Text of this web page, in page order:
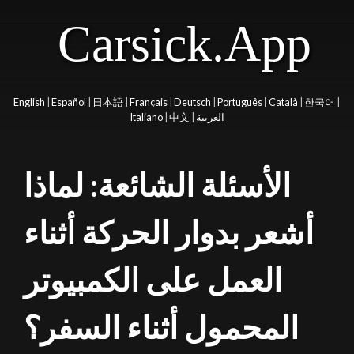
Carsick.App
English |Español 日本語 |Français |Deutsch |Português |Català 한국어
Italiano| 中文 العربية
الأسئلة الشائعة: لماذا
أشعر بدوار الحركة أثناء
العمل على الكمبيوتر
المحمول أثناء السفر؟